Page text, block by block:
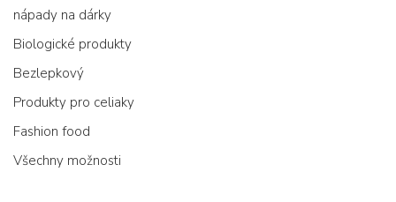
nápady na dárky
Biologické produkty
Bezlepkový
Produkty pro celiaky
Fashion food
Všechny možnosti